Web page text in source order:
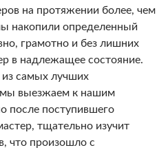
на протяжении более, чем
накопили определенный
грамотно и без лишних
в надлежащее состояние.
самых лучших
выезжаем к нашим
после поступившего
тщательно изучит
что произошло с